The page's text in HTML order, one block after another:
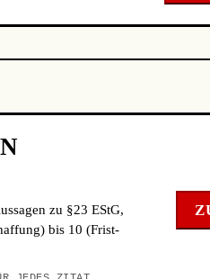
zu §23 EStG,
bis 10 (Frist-